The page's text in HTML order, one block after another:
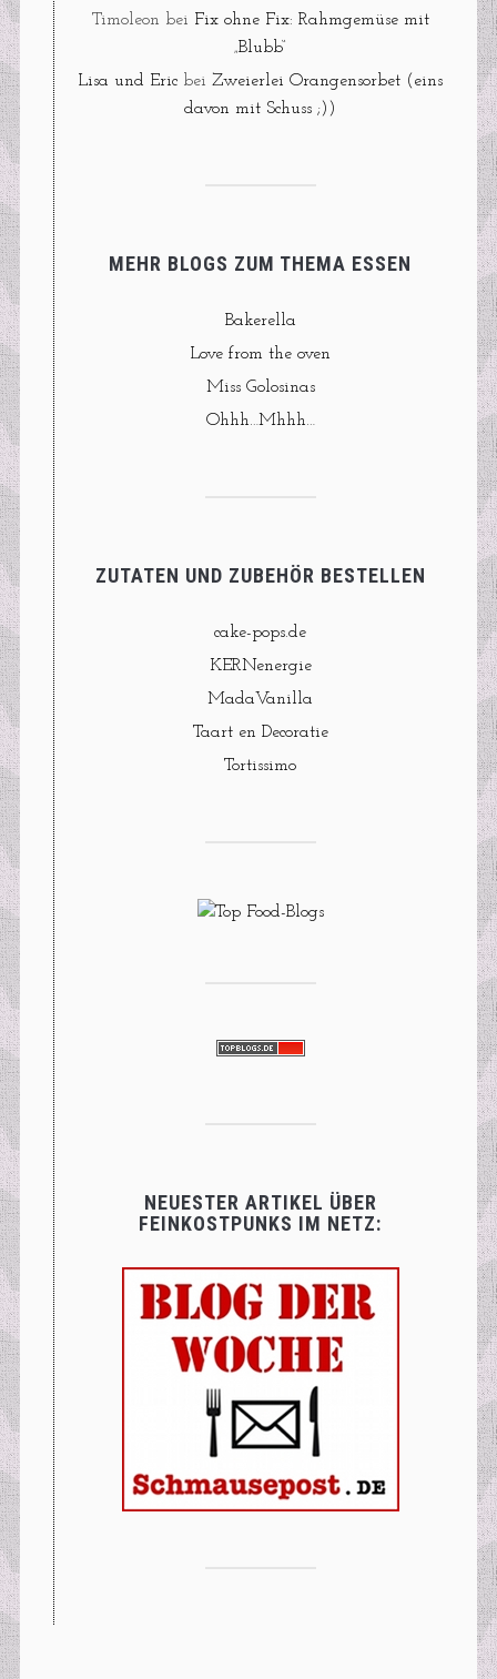
Timoleon bei Fix ohne Fix: Rahmgemüse mit
„Blubb“
Lisa und Eric bei Zweierlei Orangensorbet (eins
davon mit Schuss ;))
MEHR BLOGS ZUM THEMA ESSEN
Bakerella
Love from the oven
Miss Golosinas
Ohhh…Mhhh…
ZUTATEN UND ZUBEHÖR BESTELLEN
cake-pops.de
KERNenergie
MadaVanilla
Taart en Decoratie
Tortissimo
NEUESTER ARTIKEL ÜBER
FEINKOSTPUNKS IM NETZ: